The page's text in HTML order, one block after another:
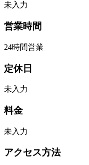
未入力
営業時間
24時間営業
定休日
未入力
料金
未入力
アクセス方法